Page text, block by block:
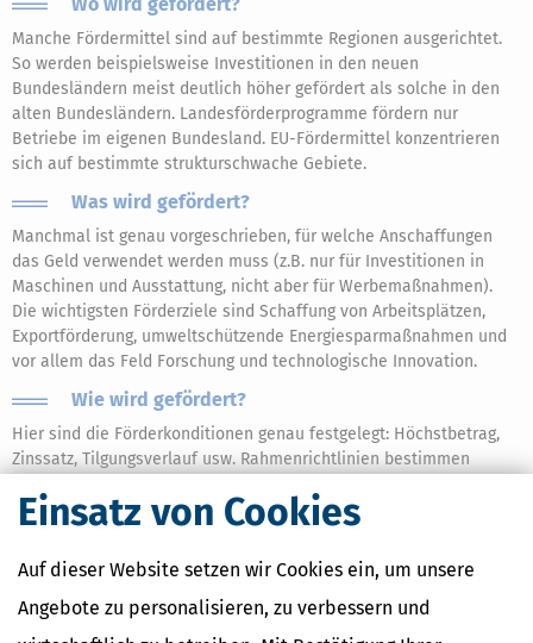
Einsatz von Cookies
Auf dieser Website setzen wir Cookies ein, um unsere
Angebote zu personalisieren, zu verbessern und
Manche Fördermittel sind auf bestimmte Regionen ausgerichtet.
So werden beispielsweise Investitionen in den neuen
Bundesländern meist deutlich höher gefördert als solche in den
alten Bundesländern. Landesförderprogramme fördern nur
Betriebe im eigenen Bundesland. EU-Fördermittel konzentrieren
sich auf bestimmte strukturschwache Gebiete.
Was wird gefördert?
Manchmal ist genau vorgeschrieben, für welche Anschaffungen
das Geld verwendet werden muss (z.B. nur für Investitionen in
Maschinen und Ausstattung, nicht aber für Werbemaßnahmen).
Die wichtigsten Förderziele sind Schaffung von Arbeitsplätzen,
Exportförderung, umweltschützende Energiesparmaßnahmen und
vor allem das Feld Forschung und technologische Innovation.
Wie wird gefördert?
Hier sind die Förderkonditionen genau festgelegt: Höchstbetrag,
Zinssatz, Tilgungsverlauf usw. Rahmenrichtlinien bestimmen
oder nur in einem bestimmten quotalen Verhältnis zueinander
500 verschiedenen Fördermitteln noch den Überblick zu